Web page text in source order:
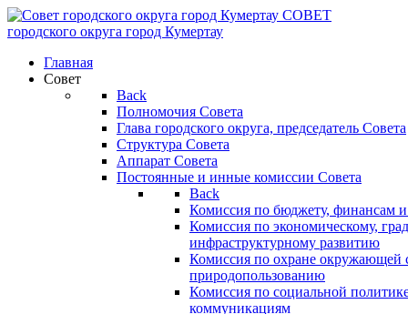
СОВЕТ
городского округа город Кумертау
Главная
Совет
Back
Полномочия Совета
Глава городского округа, председатель Совета
Структура Совета
Аппарат Совета
Постоянные и инные комиссии Совета
Back
Комиссия по бюджету, финансам и
Комиссия по экономическому,
инфраструктурному развитию
Комиссия по охране окружающей
природопользованию
Комиссия по социальной
коммуникациям